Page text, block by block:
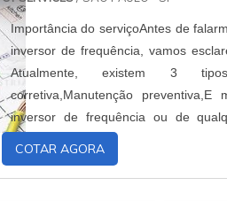
Importância do serviçoAntes de
inversor de frequência, vamos
Atualmente, existem 3 tipos
corretiva,Manutenção preventiva,E
inversor de frequência ou de
periódico do equipamento, ou seja,
COTAR AGORA